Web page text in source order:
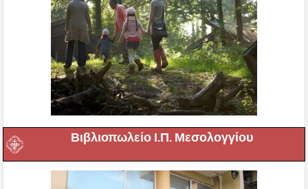
Βιβλιοπωλείο Ι.Π. Μεσολογγίου